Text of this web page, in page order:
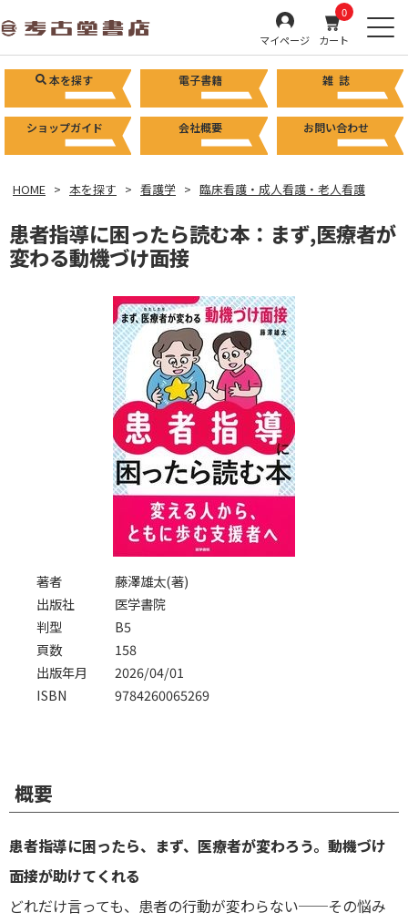
マイページ カート
0
本を探す 電子書籍 雑 誌
ショップガイド 会社概要 お問い合わせ
HOME 本を探す 看護学 臨床看護・成人看護・老人看護
患者指導に困ったら読む本：まず,医療者が
変わる動機づけ面接
著者
藤澤雄太(著)
出版社
医学書院
判型
B5
頁数
158
出版年月
2026/04/01
ISBN
9784260065269
概要
患者指導に困ったら、まず、医療者が変わろう。動機づけ
面接が助けてくれる
どれだけ言っても、患者の行動が変わらない──その悩み